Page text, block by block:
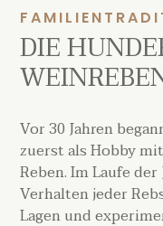
DIE
Vor 30 Jahren
zuerst als Hobby
Reben. Im Laufe
Verhalten jeder
Lagen und